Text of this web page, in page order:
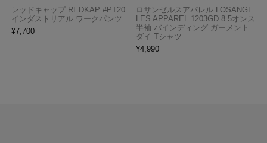
レッドキャップ REDKAP #PT20
インダストリアル ワークパンツ
¥7,700
ロサンゼルスアパレル LOSANGE
LES APPAREL 1203GD 8.5オンス
半袖 バインディング ガーメント
ダイ Tシャツ
¥4,990